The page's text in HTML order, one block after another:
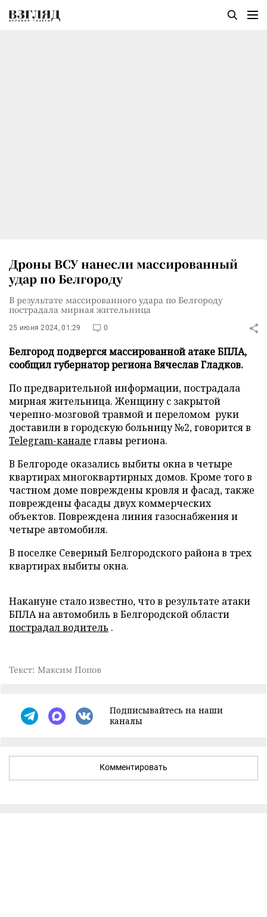
Дроны ВСУ нанесли массированный
удар по Белгороду
В результате массированного удара по Белгороду
пострадала мирная жительница
25 июня 2024, 01:29 0
Белгород подвергся массированной атаке БПЛА,
сообщил губернатор региона Вячеслав Гладков.
По предварительной информации, пострадала
мирная жительница. Женщину с закрытой
черепно-мозговой травмой и переломом руки
доставили в городскую больницу №2, говорится в
Telegram-канале главы региона.
В Белгороде оказались выбиты окна в четыре
квартирах многоквартирных домов. Кроме того в
частном доме повреждены кровля и фасад, также
повреждены фасады двух коммерческих
объектов. Повреждена линия газоснабжения и
четыре автомобиля.
В поселке Северный Белгородского района в трех
квартирах выбиты окна.
Накануне стало известно, что в результате атаки
БПЛА на автомобиль в Белгородской области
пострадал водитель .
Текст: Максим Попов
Подписывайтесь на наши
каналы
Комментировать